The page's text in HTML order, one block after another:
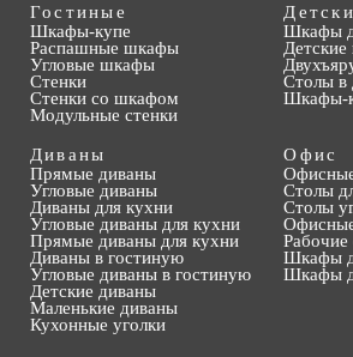
Гостиные
Шкафы-купе
Распашные шкафы
Угловые шкафы
Стенки
Стенки со шкафом
Модульные стенки
Шкафы
Детские
Столы в
Шкафы-
Диваны
Прямые диваны
Угловые диваны
Диваны для кухни
Угловые диваны для кухни
Прямые диваны для кухни
Диваны в гостиную
Угловые диваны в гостиную
Детские диваны
Маленькие диваны
Кухонные уголки
Офис
Столы
Столы
Шкафы
Шкафы